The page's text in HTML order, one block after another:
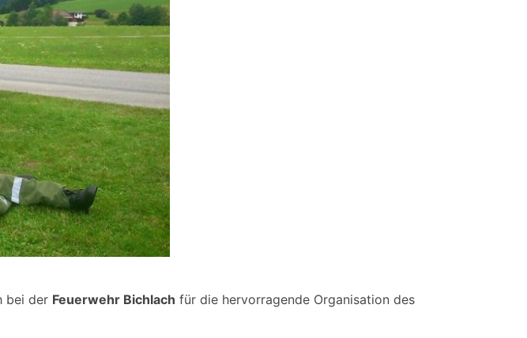
bei der Feuerwehr Bichlach für die hervorragende Organisation des